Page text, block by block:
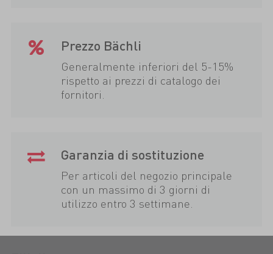
Prezzo Bächli
Generalmente inferiori del 5-15%
rispetto ai prezzi di catalogo dei
fornitori.
Garanzia di sostituzione
Per articoli del negozio principale
con un massimo di 3 giorni di
utilizzo entro 3 settimane.